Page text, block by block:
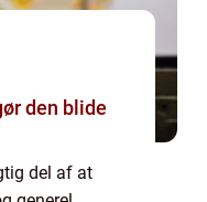
den blide
del af at